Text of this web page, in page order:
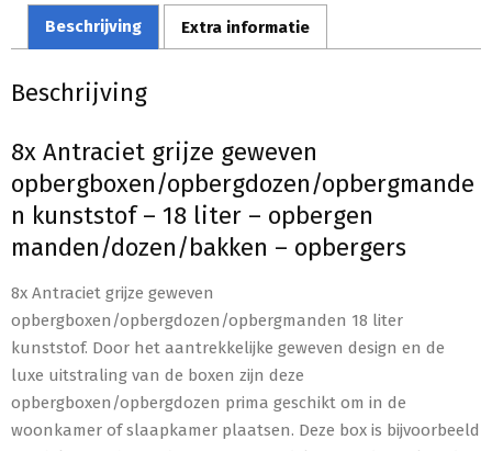
Beschrijving Extra informatie
Beschrijving
8x Antraciet grijze geweven
opbergboxen/opbergdozen/opbergmande
n kunststof – 18 liter – opbergen
manden/dozen/bakken – opbergers
8x Antraciet grijze geweven
opbergboxen/opbergdozen/opbergmanden 18 liter
kunststof. Door het aantrekkelijke geweven design en de
luxe uitstraling van de boxen zijn deze
opbergboxen/opbergdozen prima geschikt om in de
woonkamer of slaapkamer plaatsen. Deze box is bijvoorbeeld